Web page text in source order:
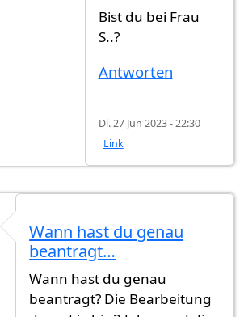
Bist du bei Frau
S..?
Antworten
Di. 27 Jun 2023 - 22:30
Link
Ich brauche eure Hilfe
Wann hast du genau
beantragt…
Wann hast du genau
beantragt? Die Bearbeitung